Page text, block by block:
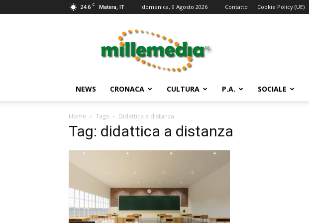
24.6 C Matera, IT domenica, 9 Agosto 2026 Contatto Cookie Policy (UE)
Millemedia
Giornalistica
NEWS CRONACA CULTURA P.A. SOCIALE
Home Tags Didattica a distanza
Tag: didattica a distanza